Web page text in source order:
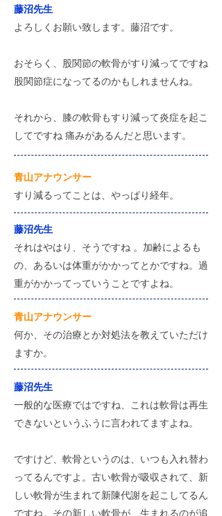
藤沼先生
よろしくお願い致します。藤沼です。
おそらく、股関節の軟骨がすり減ってですね
股関節症になってるのかもしれませんね。
それから、膝の軟骨もすり減って炎症を起こ
してですね 痛みがあるんだと思います。
​青山アナウンサー
すり減るってことは、やっぱり経年。
藤沼先生
それはやはり、そうですね 。加齢によるも
の、あるいは体重がかかってとかですね。過
重がかかってっていうことですよね。
​青山アナウンサー
何か、その治療とか対処法を教えていただけ
ますか。
藤沼先生
一般的な医療ではですね、これは軟骨は再生
できないというふうに言われてますよね。
ですけど、軟骨というのは、いつも入れ替わ
ってるんですよ。古い軟骨が吸収されて、新
しい軟骨が生まれて新陳代謝を起こしてるん
ですね。その新しい軟骨が、生まれるのが追